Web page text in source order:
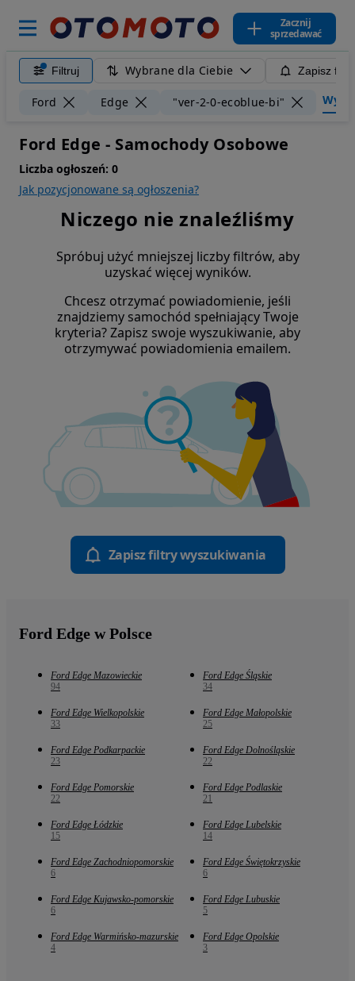
Zacznij
sprzedawać
Filtruj Wybrane dla Ciebie Zapisz
Ford Edge "ver-2-0-ecoblue-bi"
Ford Edge - Samochody Osobowe
Liczba ogłoszeń: 0
Jak pozycjonowane są ogłoszenia?
Niczego nie znaleźliśmy
Spróbuj użyć mniejszej liczby filtrów, aby
uzyskać więcej wyników.
Chcesz otrzymać powiadomienie, jeśli
znajdziemy samochód spełniający Twoje
kryteria? Zapisz swoje wyszukiwanie, aby
otrzymywać powiadomienia emailem.
Zapisz filtry wyszukiwania
Ford Edge w Polsce
Ford Edge Mazowieckie
94
Ford Edge Śląskie
34
Ford Edge Wielkopolskie
33
Ford Edge Małopolskie
25
Ford Edge Podkarpackie
23
Ford Edge Dolnośląskie
22
Ford Edge Pomorskie
22
Ford Edge Podlaskie
21
Ford Edge Łódzkie
15
Ford Edge Lubelskie
14
Ford Edge Zachodniopomorskie
6
Ford Edge Świętokrzyskie
6
Ford Edge Kujawsko-pomorskie
6
Ford Edge Lubuskie
5
Ford Edge Warmińsko-mazurskie
4
Ford Edge Opolskie
3